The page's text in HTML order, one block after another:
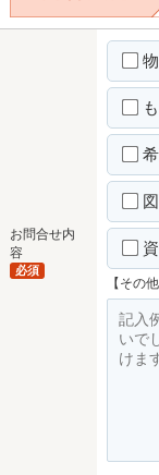
お問合せ内
容
必須
【その他